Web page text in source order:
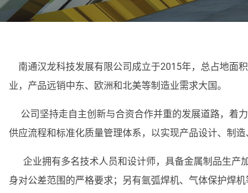
南通汉龙科技发展有限公司成立于2015年，总占地面
业，产品远销中东、欧洲和北美等制造业需求大国。
公司坚持走自主创新与合资合作并重的发展道路，着
供应流程和标准化质量管理体系，以实现产品设计、制造
企业拥有多名技术人员和设计师，具备金属制品生产
身对公差范围的严格要求；另有氩弧焊机、气体保护焊